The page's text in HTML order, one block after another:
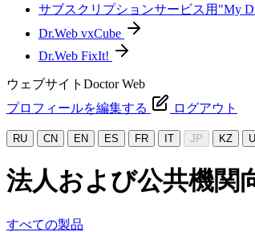
サブスクリプションサービス用"My
Dr.Web vxCube
Dr.Web FixIt!
ウェブサイトDoctor Web
プロフィールを編集する
ログアウト
RU CN EN ES FR IT JP KZ
法人および公共機関
すべての製品